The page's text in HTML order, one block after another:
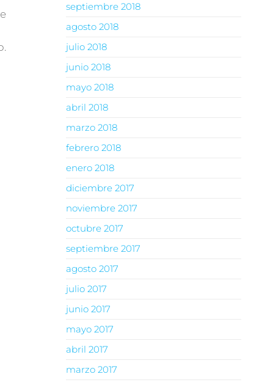
septiembre 2018
agosto 2018
julio 2018
junio 2018
mayo 2018
abril 2018
marzo 2018
febrero 2018
enero 2018
diciembre 2017
noviembre 2017
octubre 2017
septiembre 2017
agosto 2017
julio 2017
junio 2017
mayo 2017
abril 2017
marzo 2017